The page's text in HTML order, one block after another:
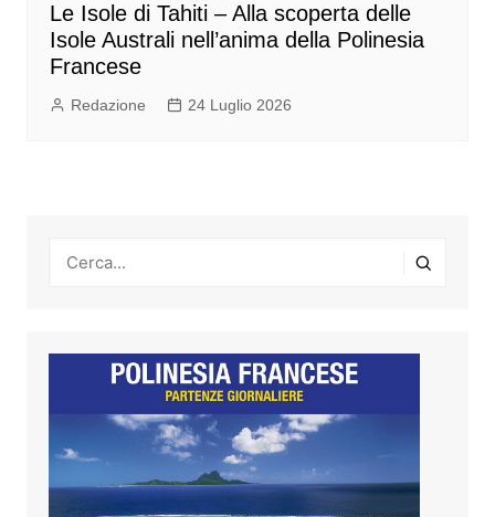
Le Isole di Tahiti – Alla scoperta delle
Isole Australi nell’anima della Polinesia
Francese
Redazione 24 Luglio 2026